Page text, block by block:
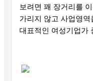
보려면 꽤 장거리를
가리지 않고 사업영
대표적인 여성기업가